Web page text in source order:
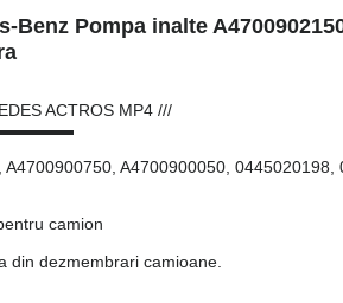
Pompa inalte
ACTROS MP4 ///
A4700900050,
camion
din dezmembrari camioane.